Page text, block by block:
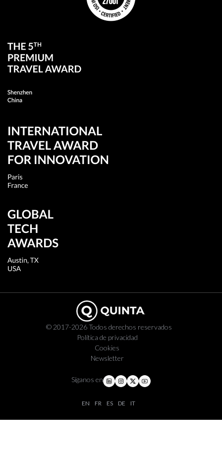
© 2017-2026 Todos derechos reservados
Política de privacidad
Cookies
Newsletter
Síganos en
EN FR ES DE IT